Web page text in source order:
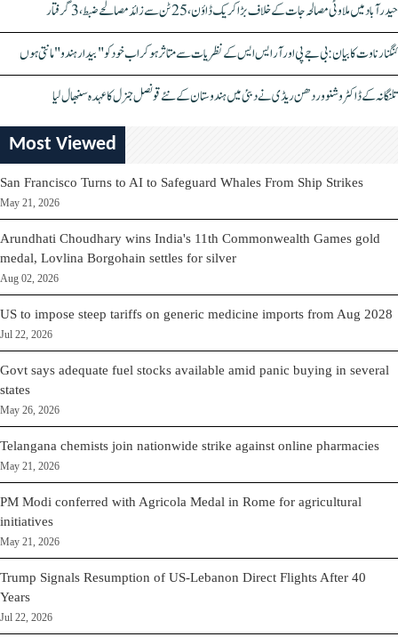
حیدرآباد میں ملاوٹی مصالحہ جات کے خلاف بڑا کریک ڈاؤن، 25 ٹن سے زائد مصالحے ضبط، 3 گرفتار
کنگنا رناوت کا بیان: بی جے پی اور آر ایس ایس کے نظریات سے متاثر ہو کر اب خود کو "بیدار ہندو" مانتی ہوں
تلنگانہ کے ڈاکٹر وشنو وردھن ریڈی نے دبئی میں ہندوستان کے نئے قونصل جنرل کا عہدہ سنبھال لیا
Most Viewed
San Francisco Turns to AI to Safeguard Whales From Ship Strikes
May 21, 2026
Arundhati Choudhary wins India's 11th Commonwealth Games gold
medal, Lovlina Borgohain settles for silver
Aug 02, 2026
US to impose steep tariffs on generic medicine imports from Aug 2028
Jul 22, 2026
Govt says adequate fuel stocks available amid panic buying in several
states
May 26, 2026
Telangana chemists join nationwide strike against online pharmacies
May 21, 2026
PM Modi conferred with Agricola Medal in Rome for agricultural
initiatives
May 21, 2026
Trump Signals Resumption of US-Lebanon Direct Flights After 40
Years
Jul 22, 2026